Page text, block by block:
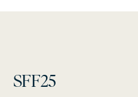
SFF25